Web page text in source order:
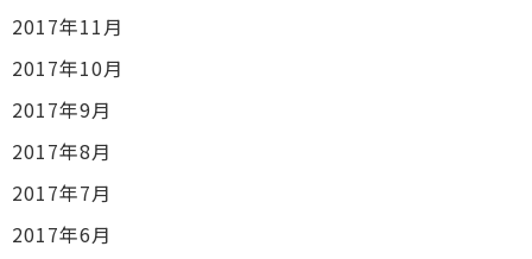
2017年11月
2017年10月
2017年9月
2017年8月
2017年7月
2017年6月